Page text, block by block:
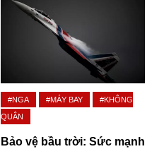
#NGA #MÁY BAY
#KHÔNG
QUÂN
Bảo vệ bầu trời: Sức mạnh